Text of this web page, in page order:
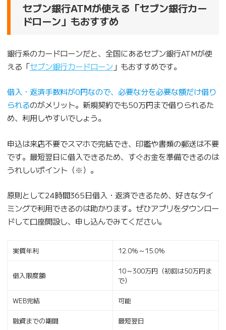
セブン銀行ATMが使える「セブン銀行カー
ドローン」もおすすめ
銀行系のカードローンだと、全国にあるセブン銀行ATMが使
える「セブン銀行カードローン 」もおすすめです。
借入・返済手数料が0円なので、必要な分を必要な額だけ借り
られるのがメリット。新規契約でも50万円まで借りられるた
め、利用しやすいでしょう。
申込は来店不要でスマホで完結でき、印鑑や書類の郵送は不要
です。最短翌日に借入できるため、すぐお金を準備できるのは
うれしいポイント（※）。
原則として24時間365日借入・返済できるため、好きなタイ
ミングで利用できるのは助かります。ぜひアプリをダウンロー
ドして口座開設し、申し込んでみてください。
実質年利 12.0％～15.0％
借入限度額
10～300万円（初回は50万円ま
で）
WEB完結 可能
融資までの期間 最短翌日